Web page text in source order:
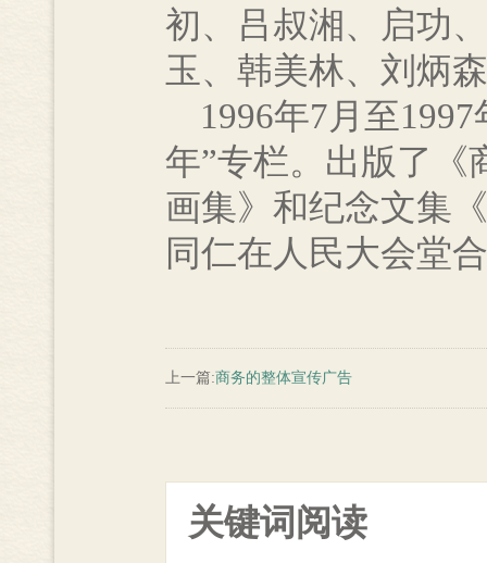
初、吕叔湘、启功
玉、韩美林、刘炳
1996年7月至1997
年”专栏。出版了《
画集》和纪念文集
同仁在人民大会堂
上一篇:商务的整体宣传广告
关键词阅读